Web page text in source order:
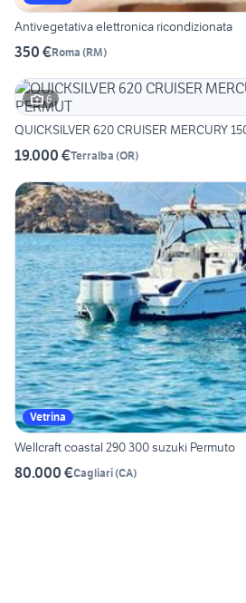
Antivegetativa elettronica ricondizionata
350 €Roma (RM)
6
QUICKSILVER 620 CRUISER MERCURY
19.000 €Terralba (OR)
Vetrina
Wellcraft coastal 290 300 suzuki Permuto
80.000 €Cagliari(CA)